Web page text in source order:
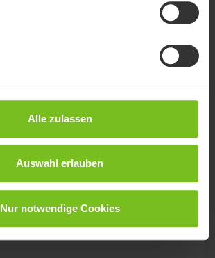
Alle zulassen
Auswahl erlauben
Nur notwendige Cookies